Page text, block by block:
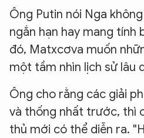
Ông Putin nói Nga
ngắn hạn hay mang tính
đó, Matxcơva muốn
một tầm nhìn lịch sử lâu
Ông cho rằng các giải
và thống nhất trước, thì
thủ mới có thể diễn ra.